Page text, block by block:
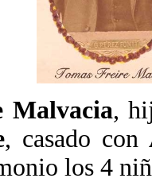
Malvacia,
, casado con
los 4